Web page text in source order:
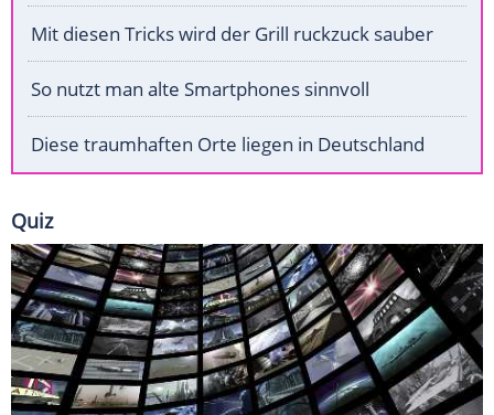
Mit diesen Tricks wird der Grill ruckzuck sauber
So nutzt man alte Smartphones sinnvoll
Diese traumhaften Orte liegen in Deutschland
Quiz